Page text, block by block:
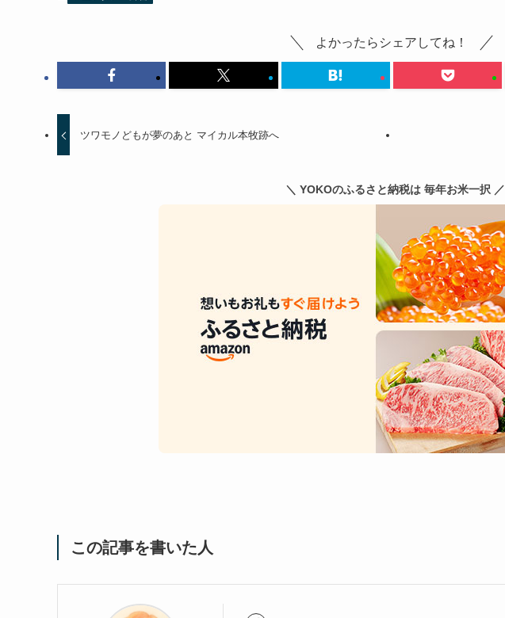
よかったらシェアしてね！
ツワモノどもが夢のあと マイカル本牧跡へ
＼ YOKOのふるさと納税は 毎年お米一択 ／
この記事を書いた人